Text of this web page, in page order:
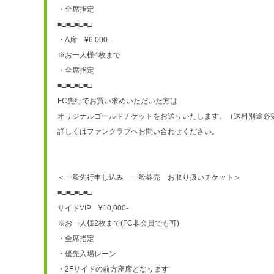
・全席指定
■□■□■□■□
・A席　¥6,000-
※お一人様4枚まで
・全席指定
■□■□■□■□
FC先行でお買い求めいただいた方は
オリジナルゴールドチケットをお送りいたします。（送料別途必
詳しくはファンクラブへお問い合わせください。
＜一般先行申し込み　一般券売　お取り扱いチケット＞
■□■□■□■□
サイドVIP　¥10,000-
※お一人様2枚まで(FC非会員でも可)
・全席指定
・優先入場レーン
・2Fサイドの前方座席となります